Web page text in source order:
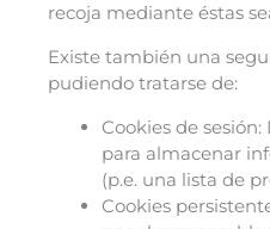
recoja mediante éstas
Existe también una
pudiendo tratarse de:
Cookies de
para almacenar
(p.e. una lista de
Cookies